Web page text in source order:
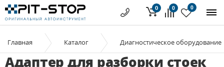
0 0
0
Главная Каталог Диагностическое оборудование
Адаптер для разборки стоек